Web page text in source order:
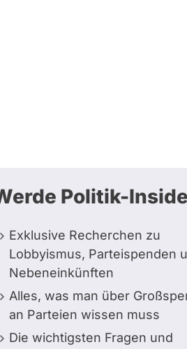
Politik-
Exklusive Recherchen zu
Lobbyismus, Parteispenden
Nebeneinkünften
Alles, was man über
an Parteien wissen muss
Die wichtigsten Fragen und